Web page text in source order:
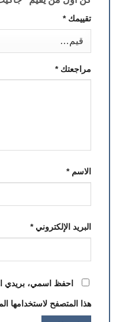
تقييمك*
مراجعتك*
الاسم*
البريد الإلكتروني*
احفظ اسمي، بريدي
هذا المتصفح لاستخدامها